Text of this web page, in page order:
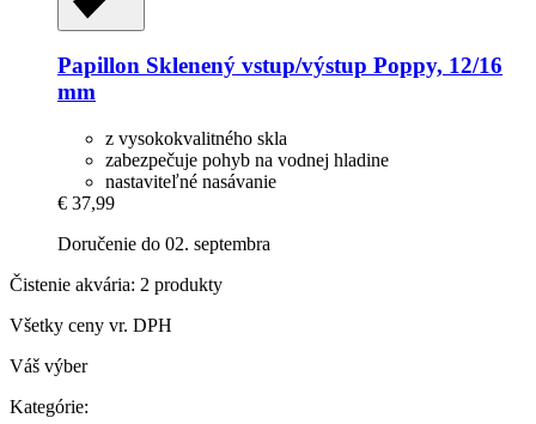
Papillon Sklenený vstup/výstup Poppy, 12/16
mm
z vysokokvalitného skla
zabezpečuje pohyb na vodnej hladine
nastaviteľné nasávanie
€ 37,99
Doručenie do 02. septembra
Čistenie akvária: 2 produkty
Všetky ceny vr. DPH
Váš výber
Kategórie: